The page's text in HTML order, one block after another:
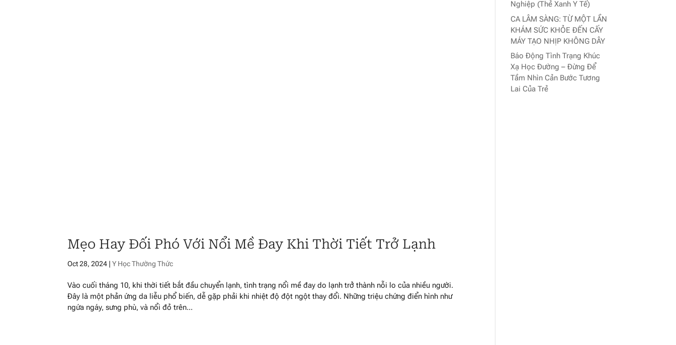
Mẹo Hay Đối Phó Với Nổi Mề Đay Khi Thời Tiết Trở Lạnh
Oct 28, 2024 |Y Học Thường Thức
Vào cuối tháng 10, khi thời tiết bắt đầu chuyển lạnh, tình trạng nổi mề đay do lạnh trở thành nỗi lo của nhiều người.
Đây là một phản ứng da liễu phổ biến, dễ gặp phải khi nhiệt độ đột ngột thay đổi. Những triệu chứng điển hình như
ngứa ngáy, sưng phù, và nổi đỏ trên...
Nghiệp (Thẻ Xanh Y Tế)
CA LÂM SÀNG: TỪ MỘT LẦN
KHÁM SỨC KHỎE ĐẾN CẤY
MÁY TẠO NHỊP KHÔNG DÂY
Báo Động Tình Trạng Khúc
Xạ Học Đường – Đừng Để
Tầm Nhìn Cản Bước Tương
Lai Của Trẻ